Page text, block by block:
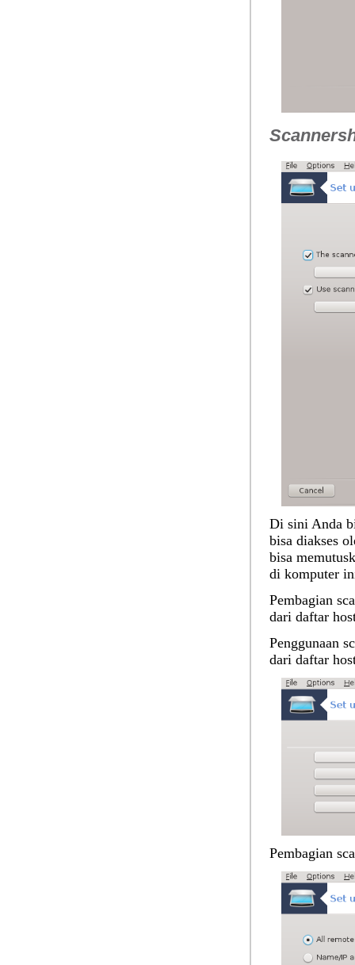
Di sini Anda
bisa diakses
bisa
di komputer
Pembagian
dari daftar
Penggunaan
dari daftar
Pembagian